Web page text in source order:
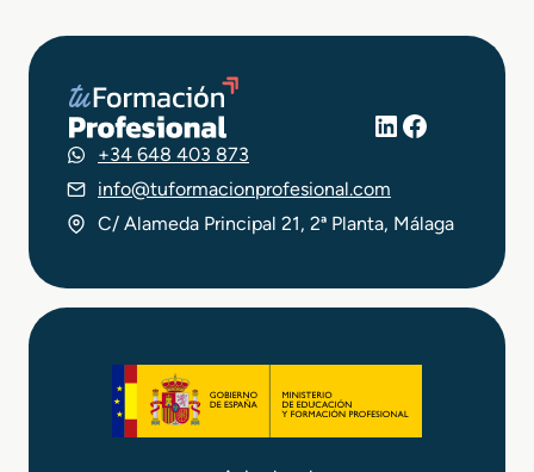
LinkedIn
Facebook
+34 648 403 873
info@tuformacionprofesional.com
C/ Alameda Principal 21, 2ª Planta, Málaga